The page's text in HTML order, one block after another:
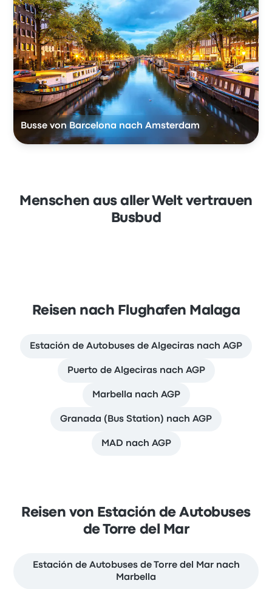
Busse von Barcelona nach Amsterdam
Menschen aus aller Welt vertrauen
Busbud
Reisen nach Flughafen Malaga
Estación de Autobuses de Algeciras nach AGP
Puerto de Algeciras nach AGP
Marbella nach AGP
Granada (Bus Station) nach AGP
MAD nach AGP
Reisen von Estación de Autobuses
de Torre del Mar
Estación de Autobuses de Torre del Mar nach
Marbella